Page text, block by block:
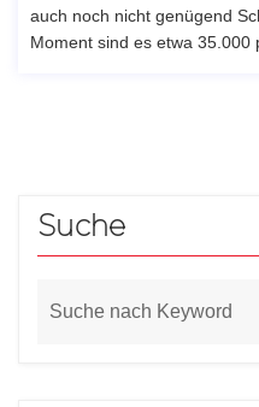
auch noch nicht genügend
Moment sind es etwa 35.000
Suche